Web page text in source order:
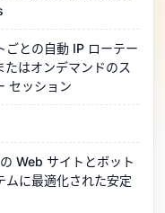
ごとの自動 IP ローテー
たはオンデマンドのス
セッション
Web サイトとボット
ムに最適化された安定